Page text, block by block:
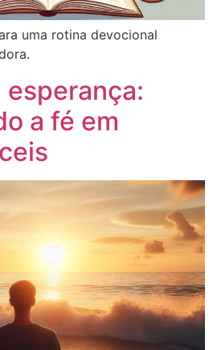
uma rotina devocional
esperança:
a fé em